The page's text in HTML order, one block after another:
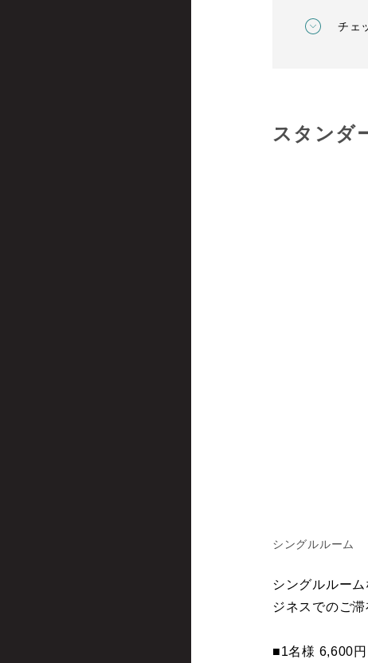
チェ
スタンダ
シングルルーム
シングルルー
ジネスでのご滞
■1名様 6,600